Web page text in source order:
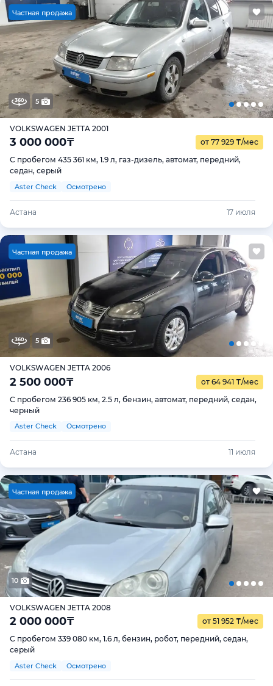
Частная продажа
5
VOLKSWAGEN JETTA 2001
3 000 000₸ от 77 929 ₸/мес
С пробегом 435 361 км, 1.9 л, газ-дизель, автомат, передний,
седан, серый
Aster Check Осмотрено
Астана 17 июля
Частная продажа
5
VOLKSWAGEN JETTA 2006
2 500 000₸ от 64 941 ₸/мес
С пробегом 236 905 км, 2.5 л, бензин, автомат, передний, седан,
черный
Aster Check Осмотрено
Астана 11 июля
Частная продажа
10
VOLKSWAGEN JETTA 2008
2 000 000₸ от 51 952 ₸/мес
С пробегом 339 080 км, 1.6 л, бензин, робот, передний, седан,
серый
Aster Check Осмотрено